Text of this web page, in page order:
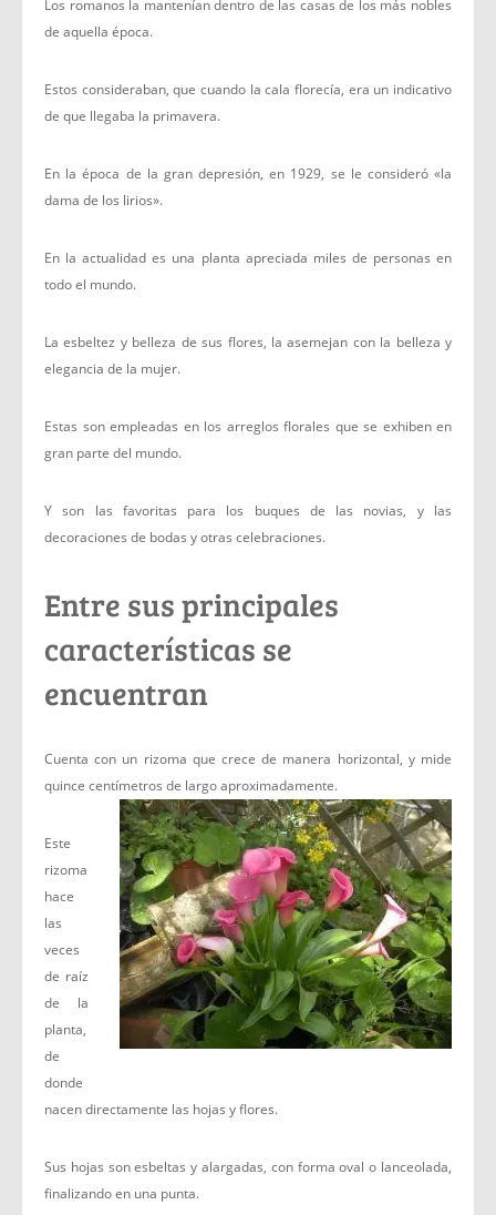
Los romanos la mantenían dentro de las casas de los más nobles
de aquella época.
Estos consideraban, que cuando la cala florecía, era un indicativo
de que llegaba la primavera.
En la época de la gran depresión, en 1929, se le consideró «la
dama de los lirios».
En la actualidad es una planta apreciada miles de personas en
todo el mundo.
La esbeltez y belleza de sus flores, la asemejan con la belleza y
elegancia de la mujer.
Estas son empleadas en los arreglos florales que se exhiben en
gran parte del mundo.
Y son las favoritas para los buques de las novias, y las
decoraciones de bodas y otras celebraciones.
Entre sus principales
características se
encuentran
Cuenta con un rizoma que crece de manera horizontal, y mide
quince centímetros de largo aproximadamente.
Este
rizoma
hace
las
veces
de raíz
de la
planta,
de
donde
nacen directamente las hojas y flores.
Sus hojas son esbeltas y alargadas, con forma oval o lanceolada,
finalizando en una punta.